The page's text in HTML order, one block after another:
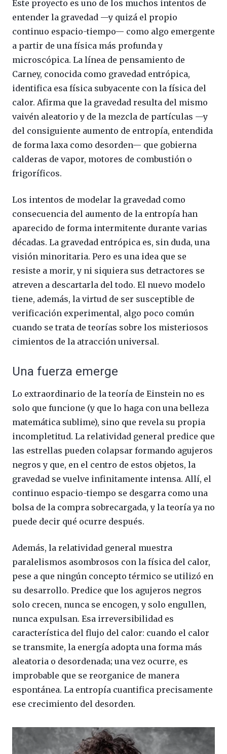
Este proyecto es uno de los muchos intentos de
entender la gravedad —y quizá el propio
continuo espacio-tiempo— como algo emergente
a partir de una física más profunda y
microscópica. La línea de pensamiento de
Carney, conocida como gravedad entrópica,
identifica esa física subyacente con la física del
calor. Afirma que la gravedad resulta del mismo
vaivén aleatorio y de la mezcla de partículas —y
del consiguiente aumento de entropía, entendida
de forma laxa como desorden— que gobierna
calderas de vapor, motores de combustión o
frigoríficos.
Los intentos de modelar la gravedad como
consecuencia del aumento de la entropía han
aparecido de forma intermitente durante varias
décadas. La gravedad entrópica es, sin duda, una
visión minoritaria. Pero es una idea que se
resiste a morir, y ni siquiera sus detractores se
atreven a descartarla del todo. El nuevo modelo
tiene, además, la virtud de ser susceptible de
verificación experimental, algo poco común
cuando se trata de teorías sobre los misteriosos
cimientos de la atracción universal.
Una fuerza emerge
Lo extraordinario de la teoría de Einstein no es
solo que funcione (y que lo haga con una belleza
matemática sublime), sino que revela su propia
incompletitud. La relatividad general predice que
las estrellas pueden colapsar formando agujeros
negros y que, en el centro de estos objetos, la
gravedad se vuelve infinitamente intensa. Allí, el
continuo espacio-tiempo se desgarra como una
bolsa de la compra sobrecargada, y la teoría ya no
puede decir qué ocurre después.
Además, la relatividad general muestra
paralelismos asombrosos con la física del calor,
pese a que ningún concepto térmico se utilizó en
su desarrollo. Predice que los agujeros negros
solo crecen, nunca se encogen, y solo engullen,
nunca expulsan. Esa irreversibilidad es
característica del flujo del calor: cuando el calor
se transmite, la energía adopta una forma más
aleatoria o desordenada; una vez ocurre, es
improbable que se reorganice de manera
espontánea. La entropía cuantifica precisamente
ese crecimiento del desorden.